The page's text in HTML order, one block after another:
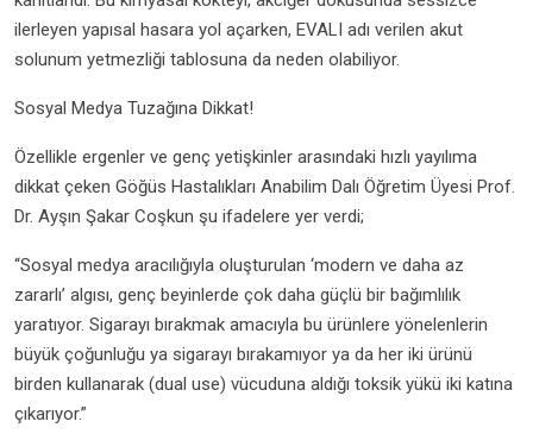
ilerleyen yapısal hasara yol açarken, EVALI adı verilen akut
solunum yetmezliği tablosuna da neden olabiliyor.
Sosyal Medya Tuzağına Dikkat!
Özellikle ergenler ve genç yetişkinler arasındaki hızlı yayılıma
dikkat çeken Göğüs Hastalıkları Anabilim Dalı Öğretim Üyesi Prof.
Dr. Ayşın Şakar Coşkun şu ifadelere yer verdi;
“Sosyal medya aracılığıyla oluşturulan ‘modern ve daha az
zararlı’ algısı, genç beyinlerde çok daha güçlü bir bağımlılık
yaratıyor. Sigarayı bırakmak amacıyla bu ürünlere yönelenlerin
büyük çoğunluğu ya sigarayı bırakamıyor ya da her iki ürünü
birden kullanarak (dual use) vücuduna aldığı toksik yükü iki katına
çıkarıyor.”